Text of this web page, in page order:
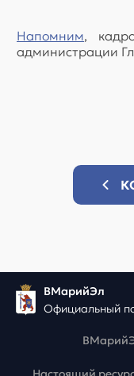
Напомним,
администрации
ВМарийЭл
Официальный